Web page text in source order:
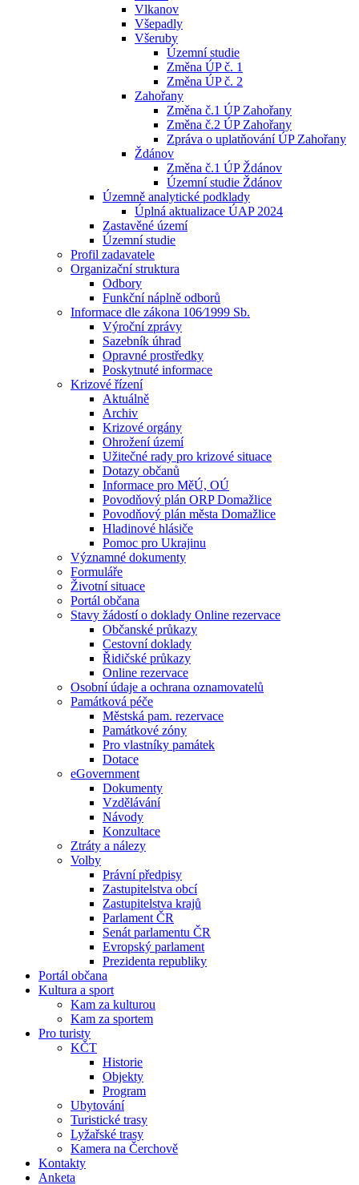
Vlkanov
Všepadly
Všeruby
Územní studie
Změna ÚP č. 1
Změna ÚP č. 2
Zahořany
Změna č.1 ÚP Zahořany
Změna č.2 ÚP Zahořany
Zpráva o uplatňování ÚP Zahořany
Ždánov
Změna č.1 ÚP Ždánov
Územní studie Ždánov
Územně analytické podklady
Úplná aktualizace ÚAP 2024
Zastavěné území
Územní studie
Profil zadavatele
Organizační struktura
Odbory
Funkční náplně odborů
Informace dle zákona 106⁄1999 Sb.
Výroční zprávy
Sazebník úhrad
Opravné prostředky
Poskytnuté informace
Krizové řízení
Aktuálně
Archiv
Krizové orgány
Ohrožení území
Užitečné rady pro krizové situace
Dotazy občanů
Informace pro MěÚ, OÚ
Povodňový plán ORP Domažlice
Povodňový plán města Domažlice
Hladinové hlásiče
Pomoc pro Ukrajinu
Významné dokumenty
Formuláře
Životní situace
Portál občana
Stavy žádostí o doklady Online rezervace
Občanské průkazy
Cestovní doklady
Řidičské průkazy
Online rezervace
Osobní údaje a ochrana oznamovatelů
Památková péče
Městská pam. rezervace
Památkové zóny
Pro vlastníky památek
Dotace
eGovernment
Dokumenty
Vzdělávání
Návody
Konzultace
Ztráty a nálezy
Volby
Právní předpisy
Zastupitelstva obcí
Zastupitelstva krajů
Parlament ČR
Senát parlamentu ČR
Evropský parlament
Prezidenta republiky
Portál občana
Kultura a sport
Kam za kulturou
Kam za sportem
Pro turisty
KČT
Historie
Objekty
Program
Ubytování
Turistické trasy
Lyžařské trasy
Kamera na Čerchově
Kontakty
Anketa